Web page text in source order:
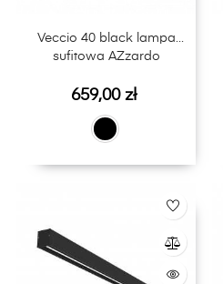
Veccio 40 black lampa
sufitowa AZzardo
Cena
659,00 zł